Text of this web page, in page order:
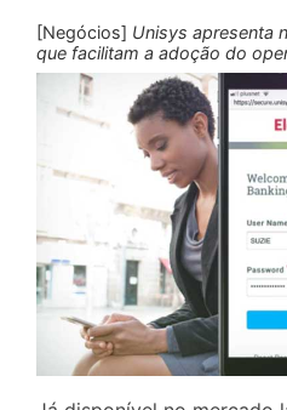
[Negócios] Unisys apresenta
que facilitam a adoção do